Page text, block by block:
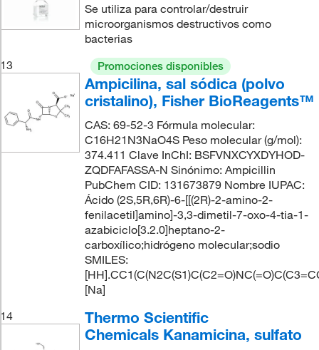
Se utiliza para controlar/destruir
microorganismos destructivos como
bacterias
13
Promociones disponibles
Ampicilina, sal sódica (polvo
cristalino), Fisher BioReagents™
CAS: 69-52-3 Fórmula molecular:
C16H21N3NaO4S Peso molecular (g/mol):
374.411 Clave InChI: BSFVNXCYXDYHOD-
ZQDFAFASSA-N Sinónimo: Ampicillin
PubChem CID: 131673879 Nombre IUPAC:
Ácido (2S,5R,6R)-6-[[(2R)-2-amino-2-
fenilacetil]amino]-3,3-dimetil-7-oxo-4-tia-1-
azabiciclo[3.2.0]heptano-2-
carboxílico;hidrógeno molecular;sodio
SMILES:
[Na]
14
Thermo Scientific
Chemicals Kanamicina, sulfato